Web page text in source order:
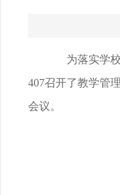
为落实学
407召开了教学管
会议。